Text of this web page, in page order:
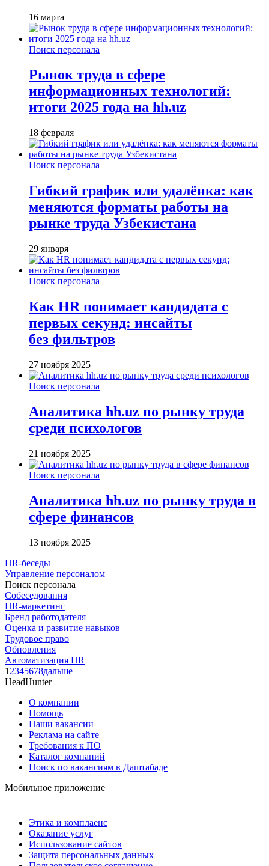
16 марта
Поиск персонала
Рынок труда в сфере
информационных технологий:
итоги 2025 года на hh.uz
18 февраля
Поиск персонала
Гибкий график или удалёнка: как
меняются форматы работы на
рынке труда Узбекистана
29 января
Поиск персонала
Как HR понимает кандидата с
первых секунд: инсайты
без фильтров
27 ноября 2025
Поиск персонала
Аналитика hh.uz по рынку труда
среди психологов
21 ноября 2025
Поиск персонала
Аналитика hh.uz по рынку труда в
сфере финансов
13 ноября 2025
HR-беседы
Управление персоналом
Поиск персонала
Собеседования
HR-маркетинг
Бренд работодателя
Оценка и развитие навыков
Трудовое право
Обновления
Автоматизация HR
1 2345678дальше
HeadHunter
О компании
Помощь
Наши вакансии
Реклама на сайте
Требования к ПО
Каталог компаний
Поиск по вакансиям в Даштабаде
Мобильное приложение
Этика и комплаенс
Оказание услуг
Использование сайтов
Защита персональных данных